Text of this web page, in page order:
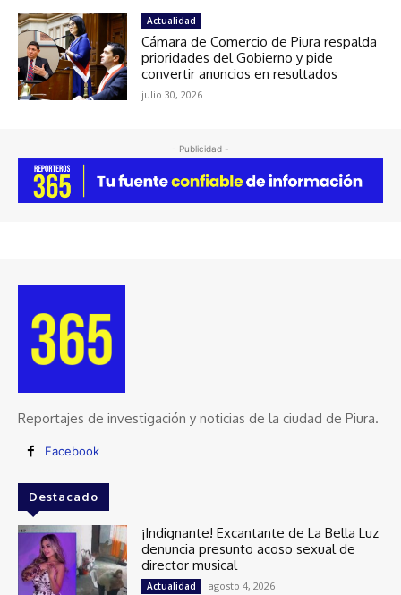
Actualidad
Cámara de Comercio de Piura respalda
prioridades del Gobierno y pide
convertir anuncios en resultados
julio 30, 2026
- Publicidad -
Reportajes de investigación y noticias de la ciudad de Piura.
Facebook
Destacado
¡Indignante! Excantante de La Bella Luz
denuncia presunto acoso sexual de
director musical
Actualidad agosto 4, 2026